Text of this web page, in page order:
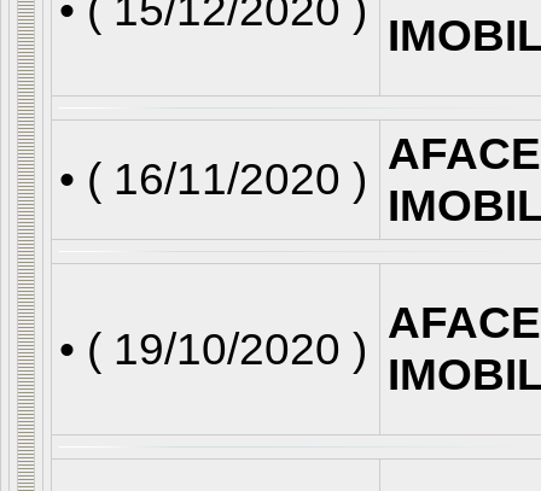
• ( 16/11/2020 )
• ( 19/10/2020 )